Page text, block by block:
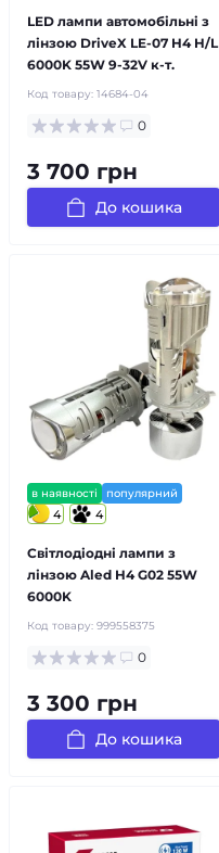
LED лампи автомобільні з
лінзою DriveX LE-07 H4 H/L
6000K 55W 9-32V к-т.
Код товару: 14684-04
0
3 700 грн
До кошика
в наявності популярний
4 4
Світлодіодні лампи з
лінзою Aled H4 G02 55W
6000K
Код товару: 999558375
0
3 300 грн
До кошика